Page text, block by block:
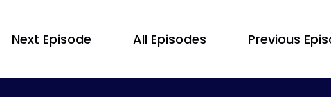
Next Episode All Episodes Previous